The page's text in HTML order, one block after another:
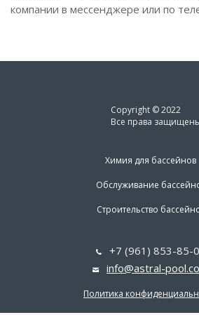
компании в мессенджере или по
Copyright © 2022
Все права
Химия для бассейнов
Обслуживание
Строительство
+7 (961) 853-85-
info@astral-
Политика